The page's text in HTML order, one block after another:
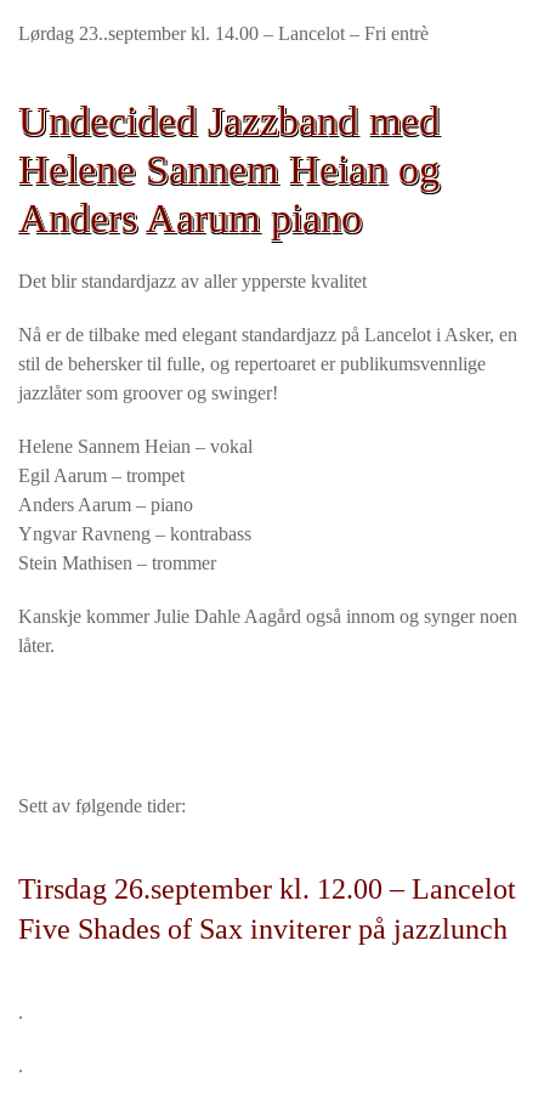
Lørdag 23..september kl. 14.00 – Lancelot – Fri entrè
Undecided Jazzband med
Helene Sannem Heian og
Anders Aarum piano
Det blir standardjazz av aller ypperste kvalitet
Nå er de tilbake med elegant standardjazz på Lancelot i Asker, en
stil de behersker til fulle, og repertoaret er publikumsvennlige
jazzlåter som groover og swinger!
Helene Sannem Heian – vokal
Egil Aarum – trompet
Anders Aarum – piano
Yngvar Ravneng – kontrabass
Stein Mathisen – trommer
Kanskje kommer Julie Dahle Aagård også innom og synger noen
låter.
Sett av følgende tider:
Tirsdag 26.september kl. 12.00 – Lancelot
Five Shades of Sax inviterer på jazzlunch
.
.